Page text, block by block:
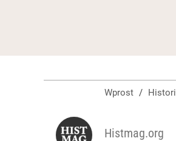
Wprost /
Histmag.org